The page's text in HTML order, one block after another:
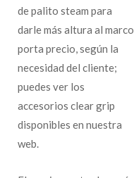
de palito steam para
darle más altura al marco
porta precio, según la
necesidad del cliente;
puedes ver los
accesorios clear grip
disponibles en nuestra
web.